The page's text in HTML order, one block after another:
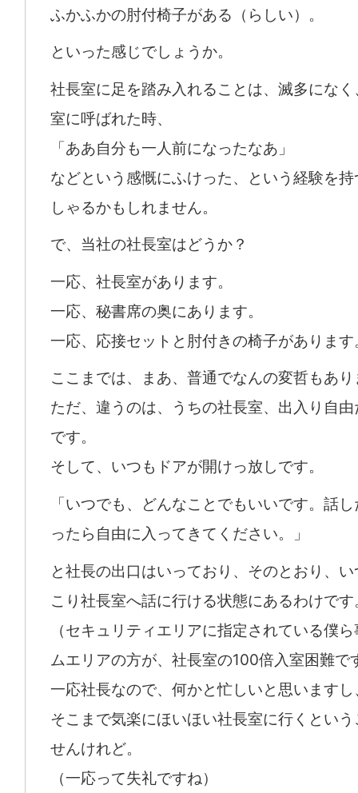
ふかふかの肘付椅子がある（らしい）。
といった感じでしょうか。
社長室に足を踏み入れることは、滅多にな
室に呼ばれた時、
「ああ自分も一人前になったなあ」
などという感慨にふけった、という経験を
しゃるかもしれません。
で、当社の社長室はどうか？
一応、社長室があります。
一応、秘書席の奥にあります。
一応、応接セットと肘付きの椅子があります
ここまでは、まあ、普通でなんの変哲もあ
ただ、違うのは、うちの社長室、出入り自
です。
そして、いつもドアが開けっ放しです。
「いつでも、どんなことでもいいです。話
ったら自由に入ってきてください。」
と社長の出口はいっており、そのとおり、
こり社長室へ話に行ける状態にあるわけです
（セキュリティエリアに指定されている僕
ムエリアの方が、社長室の100倍入室困難で
一応社長なので、何かと忙しいと思いますし
そこまで気楽にほいほい社長室に行くとい
せんけれど。
（一応って失礼ですね）